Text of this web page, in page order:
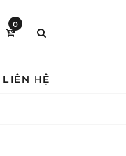
0
LIÊN HỆ